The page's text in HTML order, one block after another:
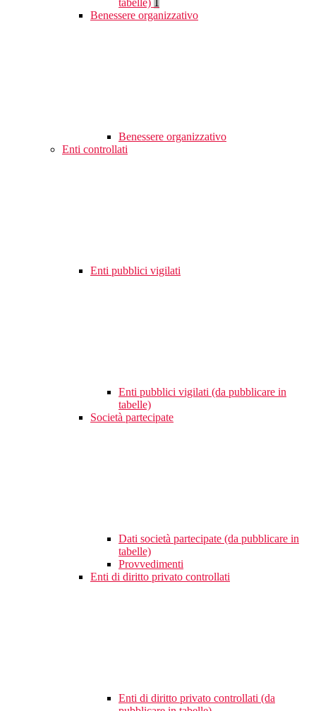
tabelle)
Benessere organizzativo
Benessere organizzativo
Enti controllati
Enti pubblici vigilati
Enti pubblici vigilati (da pubblicare in
tabelle)
Società partecipate
Dati società partecipate (da pubblicare in
tabelle)
Provvedimenti
Enti di diritto privato controllati
Enti di diritto privato controllati (da